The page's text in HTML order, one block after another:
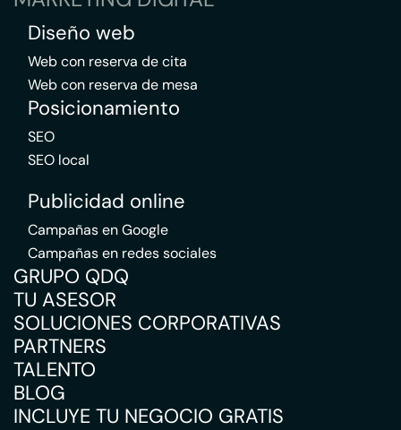
Diseño web
Web con reserva de cita
Web con reserva de mesa
Posicionamiento
SEO
SEO local
Publicidad online
Campañas en Google
Campañas en redes sociales
GRUPO QDQ
TU ASESOR
SOLUCIONES CORPORATIVAS
PARTNERS
TALENTO
BLOG
INCLUYE TU NEGOCIO GRATIS